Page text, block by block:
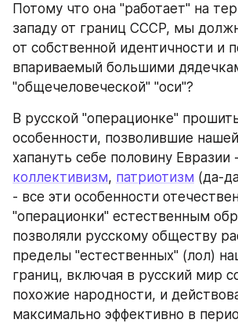
Потому что она "работает" на
западу от границ СССР, мы
от собственной идентичности и
впариваемый большими
"общечеловеческой" "оси"?
В русской "операционке"
особенности, позволившие
хапануть себе половину Евразии -
коллективизм, патриотизм (да-
- все эти особенности
"операционки" естественным
позволяли русскому обществу
пределы "естественных" (лол)
границ, включая в русский мир
похожие народности, и
максимально эффективно в